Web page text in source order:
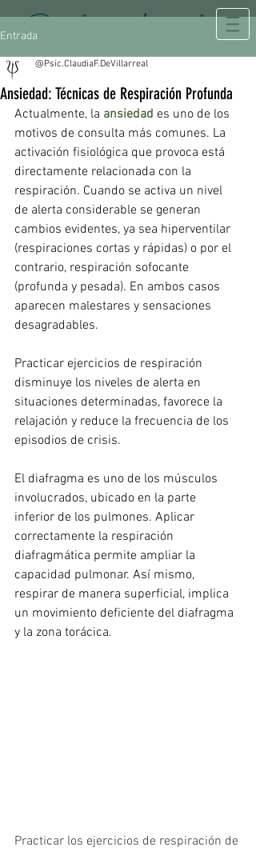
Psicología Integral
Entrada
Ansiedad: Técnicas de Respiración Profunda
@Psic.ClaudiaF.DeVillarreal
Actualmente, la ansiedad es uno de los
motivos de consulta más comunes. La
activación fisiológica que provoca está
directamente relacionada con la
respiración. Cuando se activa un nivel
de alerta considerable se generan
cambios evidentes, ya sea hiperventilar
(respiraciones cortas y rápidas) o por el
contrario, respiración sofocante
(profunda y pesada). En ambos casos
aparecen malestares y sensaciones
desagradables.
Practicar ejercicios de respiración
disminuye los niveles de alerta en
situaciones determinadas, favorece la
relajación y reduce la frecuencia de los
episodios de crisis.
El diafragma es uno de los músculos
involucrados, ubicado en la parte
inferior de los pulmones. Aplicar
correctamente la respiración
diafragmática permite ampliar la
capacidad pulmonar. Así mismo,
respirar de manera superficial, implica
un movimiento deficiente del diafragma
y la zona torácica.
Practicar los ejercicios de respiración de